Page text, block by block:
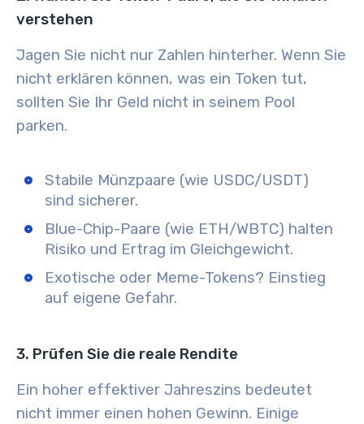
verstehen
Jagen Sie nicht nur Zahlen hinterher. Wenn Sie
nicht erklären können, was ein Token tut,
sollten Sie Ihr Geld nicht in seinem Pool
parken.
Stabile Münzpaare (wie USDC/USDT)
sind sicherer.
Blue-Chip-Paare (wie ETH/WBTC) halten
Risiko und Ertrag im Gleichgewicht.
Exotische oder Meme-Tokens? Einstieg
auf eigene Gefahr.
3. Prüfen Sie die reale Rendite
Ein hoher effektiver Jahreszins bedeutet
nicht immer einen hohen Gewinn. Einige